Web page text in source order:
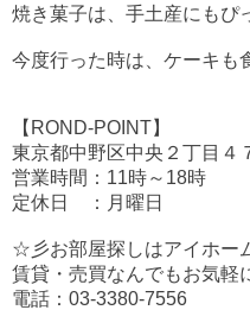
焼き菓子は、手土産にもぴ
今度行った時は、ケーキも
【ROND-POINT】
東京都中野区中央２丁目４
営業時間：11時～18時
定休日 ：月曜日
☆彡お部屋探しはアイホー
賃貸・売買なんでもお気軽
電話：03-3380-7556